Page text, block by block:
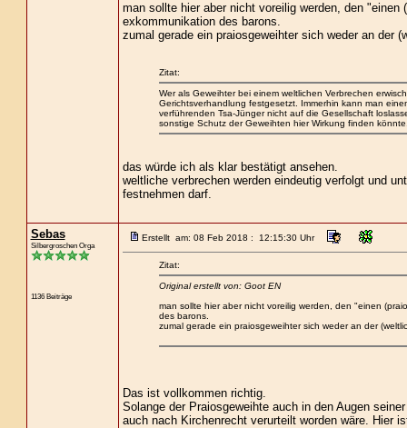
man sollte hier aber nicht voreilig werden, den
exkommunikation des barons.
zumal gerade ein praiosgeweihter sich weder an der
Zitat:
Wer als Geweihter bei einem weltlichen Verbrechen
Gerichtsverhandlung festgesetzt. Immerhin kann man
verführenden Tsa-Jünger nicht auf die Gesellschaft
sonstige Schutz der Geweihten hier Wirkung finden
das würde ich als klar bestätigt ansehen.
weltliche verbrechen werden eindeutig verfolgt und
festnehmen darf.
Sebas
Silbergroschen Orga
1136 Beiträge
Erstellt am: 08 Feb 2018 : 12:15:30 Uhr
Zitat:
Original erstellt von: Goot EN
man sollte hier aber nicht voreilig werden, den "einen
des barons.
zumal gerade ein praiosgeweihter sich weder an der
Das ist vollkommen richtig.
Solange der Praiosgeweihte auch in den Augen
auch nach Kirchenrecht verurteilt worden wäre. Hier